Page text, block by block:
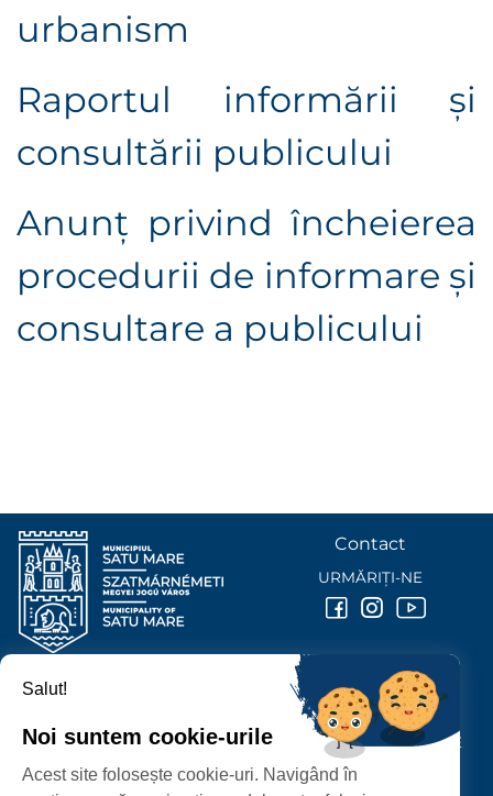
urbanism
Raportul informării şi
consultării publicului
Anunţ privind încheierea
procedurii de informare şi
consultare a publicului
PROTECȚIA DATELOR PERSONALE
PRIMĂRIA MUNICIPIULUI
P-ȚA 25 OCTOMBRIE, NR. 1 CORP M, 440026 SATU MARE
Contact
URMĂRIȚI-NE
Salut!
Noi suntem cookie-urile
Acest site folosește cookie-uri. Navigând în